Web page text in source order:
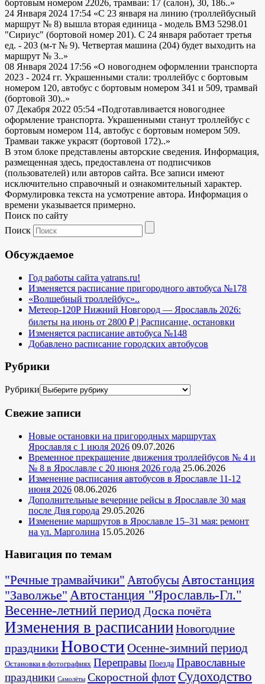
бортовым номером 22026, трамваи: 17 (салон), 30, 186..»
24 Января 2024 17:54 «С 23 января на линию (троллейбусный
маршрут № 8) вышла вторая единица - модель ВМЗ 5298.01
"Сириус" (бортовой номер 201). С 24 января работает третья
ед. - 203 (м-т № 9). Четвертая машина (204) будет выходить на
маршрут № 3..»
08 Января 2024 17:56 «О новогоднем оформлении транспорта
2023 - 2024 гг. Украшенными стали: троллейбус с бортовым
номером 120, автобус с бортовым номером 341 и 509, трамвай
(бортовой 30)..»
07 Декабря 2022 05:54 «Подготавливается новогоднее
оформление транспорта. Украшенными станут троллейбус с
бортовым номером 114, автобус с бортовым номером 509.
Трамваи также украсят (бортовой 172)..»
В этом блоке представлены авторские сведения. Информация,
размещенная здесь, предоставлена от подписчиков
(пользователей) или авторов сайта. Все записи имеют
исключительно справочный и ознакомительный характер.
Формулировка текста на усмотрение автора. Информация о
времени указывается примерно.
Поиск по сайту
Поиск
Обсуждаемое
Год работы сайта yatrans.ru!
Изменяется расписание пригородного автобуса №178
«Волшебный троллейбус»..
Метеор-120Р Нижний Новгород — Ярославль 2026:
билеты на июнь от 2800 ₽ | Расписание, остановки
Изменяется расписание автобуса №148
Добавлено расписание городских автобусов
Рубрики
Рубрики
Свежие записи
Новые остановки на пригородных маршрутах
Ярославля с 1 июля 2026 09.07.2026
Временное прекращение движения троллейбусов № 4 и
№ 8 в Ярославле с 20 июня 2026 года 25.06.2026
Изменение расписания автобусов в Ярославле 11-12
июня 2026 08.06.2026
Дополнительные вечерние рейсы в Ярославле 30 мая
после Дня города 29.05.2026
Изменение маршрутов в Ярославле 15–31 мая: ремонт
на ул. Марголина 15.05.2026
Навигация по темам
"Речные трамвайчики" АвтобусыАвтостанция
"Заволжье" Автостанция "Ярославль-Гл."
Весенне-летний период Доска почёта
Изменения в расписанииНовогодние
праздникиНовости Осенне-зимний период
Остановки в фотографиях Переправы Поезда Православные
праздники Самолёты Скоростной флот Судоходство